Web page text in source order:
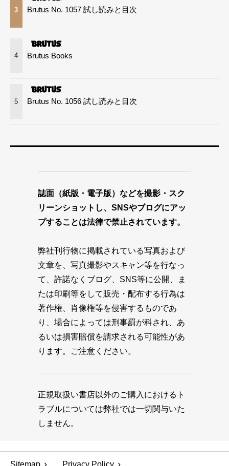
3 Brutus No. 1057 試し読みと目次
4 Brutus Books
5 Brutus No. 1056 試し読みと目次
誌面（紙版・電子版）などを撮影・スク
リーンショットし、SNSやブログにアッ
プすることは法律で禁止されています。
弊社刊行物に掲載されている写真および
文章を、写真撮影やスキャン等を行なっ
て、許諾なくブログ、SNS等に公開、ま
たは印刷等をして販売・配布する行為は
著作権、肖像権等を侵害するものであ
り、場合によっては刑事罰が科され、あ
るいは損害賠償を請求される可能性があ
ります。ご注意ください。
正規取扱い書店以外のご購入におけるト
ラブルについては弊社では一切関与いた
しません。
Sitemap Privacy Policy